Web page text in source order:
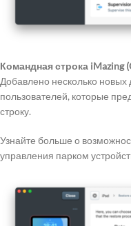
Командная строка iMazing
Добавлено несколько новых
пользователей, которые
строку.
Узнайте больше о
управления парком